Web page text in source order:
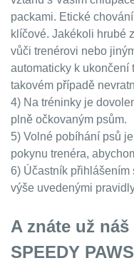
packami. Etické
klíčové. Jakékoli hrubé
vůči trenérovi nebo
automaticky k ukončení
takovém případě
4) Na tréninky je
plně očkovaným psům.
5) Volné pobíhání psů
pokynu trenéra,
6) Účastník přihlášením
výše uvedenými
A znáte už
SPEEDY